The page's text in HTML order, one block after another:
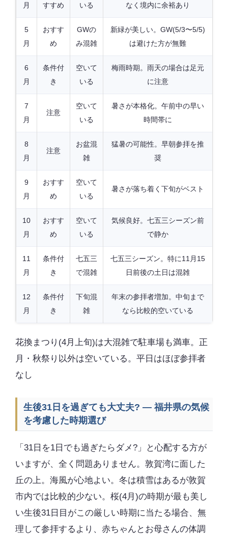
月
すすめ
いる
なく境内に余裕あり
5
月
おすす
め
GWの
み混雑
新緑が美しい。GW(5/3〜5/5)
は避けた方が無難
6
月
条件付
き
空いて
いる
梅雨時期。雨天の場合は足元
に注意
7
月
注意
空いて
いる
暑さが本格化。午前中の早い
時間帯に
8
月
注意
お盆混
雑
猛暑の可能性。早朝参拝を推
奨
9
月
おすす
め
空いて
いる
暑さが落ち着く下旬がベスト
10
月
おすす
め
空いて
いる
気候良好。七五三シーズン前
で静か
11
月
条件付
き
七五三
で混雑
七五三シーズン。特に11月15
日前後の土日は混雑
12
月
条件付
き
下旬混
雑
年末の参拝者増加。中旬まで
なら比較的空いている
花換まつり(4月上旬)は大混雑で駐車場も満車。正
月・秋祭り以外は空いている。平日はほぼ参拝者
なし
生後31日を過ぎても大丈夫? — 福井県の気候
を考慮した時期選び
「31日を1日でも過ぎたらダメ?」と心配する方が
いますが、全く問題ありません。敦賀湾に面した
丘の上。海風が心地よい。冬は積雪はあるが敦賀
市内では比較的少ない。桜(4月)の時期が最も美し
い生後31日目がこの厳しい時期に当たる場合、無
理して参拝するより、赤ちゃんとお母さんの体調